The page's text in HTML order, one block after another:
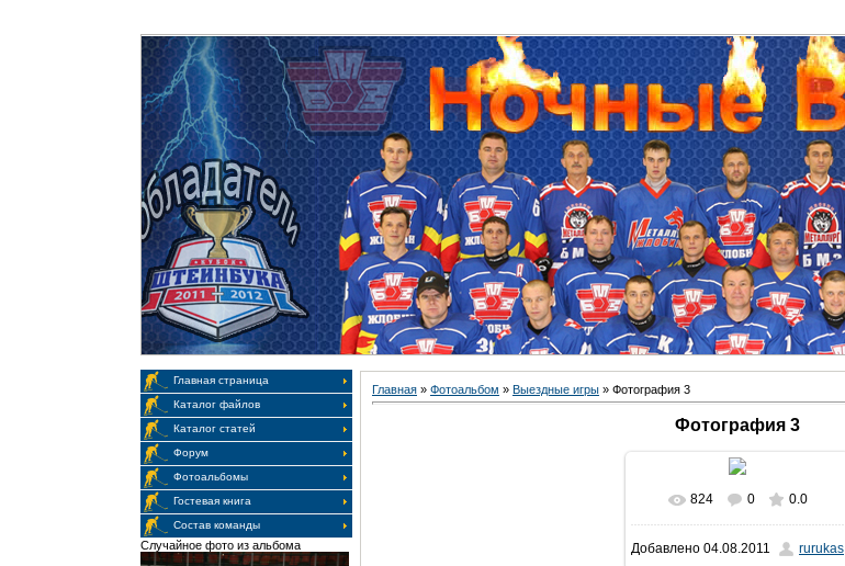
Главная страница
Каталог файлов
Каталог статей
Форум
Фотоальбомы
Гостевая книга
Состав команды
Случайное фото из альбома
Главная » Фотоальбом » Выездные игры » Фотография 3
Фотография 3
В реальном размере
800x533/ 300.7Kb
824 0 0.0
Добавлено 04.08.2011 rurukas